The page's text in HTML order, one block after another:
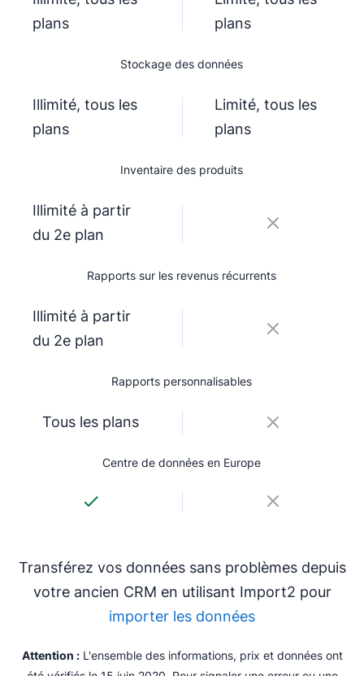
plans
plans
Stockage des données
Illimité, tous les
plans
Limité, tous les
plans
Inventaire des produits
Illimité à partir
du 2e plan
Rapports sur les revenus récurrents
Illimité à partir
du 2e plan
Rapports personnalisables
Tous les plans
Centre de données en Europe
Transférez vos données sans problèmes depuis
votre ancien CRM en utilisant Import2 pour
importer les données
Attention :L'ensemble des informations, prix et données ont